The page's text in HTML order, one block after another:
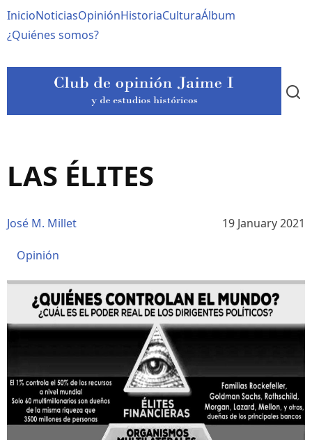
al
contenido
Navegación
principal
InicioNoticiasOpiniónHistoriaCulturaÁlbum
¿Quiénes somos?
LAS ÉLITES
José M. Millet 19 January 2021
Opinión